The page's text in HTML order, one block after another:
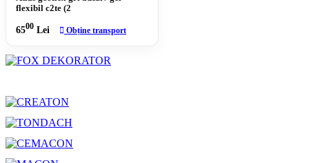
flexibil c2te (2
6500 Lei Obține transport